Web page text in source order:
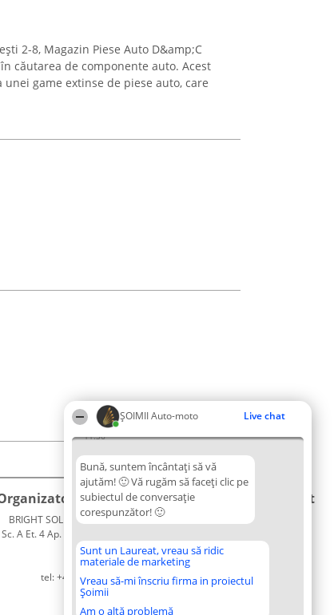
ȘOIMII Auto-moto Live chat
11:36
Bună, suntem încântați să vă
ajutăm! 🙂 Vă rugăm să faceți clic pe
subiectul de conversație
corespunzător! 🙂
Sunt un Laureat, vreau să ridic
materiale de marketing
Vreau să-mi înscriu firma in proiectul
Șoimii
Am o altă problemă
2-8, Magazin Piese Auto D&amp;C
căutarea de componente auto. Acest
game extinse de piese auto, care
Ranking
BRIGHT SOLUTIONS BR SRL
A Et. 4 Ap. 13 Cod 061952
București
CUI 36737675
tel: +40 770 990 492
Plebiscyt
Tuturor
Laureaților
Reguli
Contact